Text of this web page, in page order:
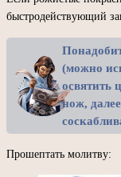
быстродействующий
(можно
освятить
нож,
Прошептать молитву: